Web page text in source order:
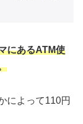
にあるATM使
によって110円